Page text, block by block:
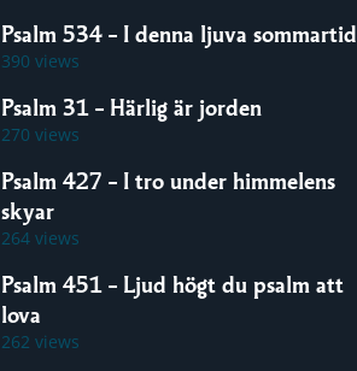
Psalm 534 – I denna ljuva sommartid
390 views
Psalm 31 – Härlig är jorden
270 views
Psalm 427 – I tro under himmelens
skyar
264 views
Psalm 451 – Ljud högt du psalm att
lova
262 views